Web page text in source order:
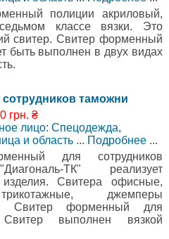
полиции акриловый,
классе вязки. Это
свитер. Свитер форменный
быть выполнен в двух видах
таможни
грн. ₴
лицо: Спецодежда,
и область ... Подробнее ...
для сотрудников
ТК" реализует
изделия. Свитера офисные,
джемперы
Свитер форменный для
выполнен вязкой